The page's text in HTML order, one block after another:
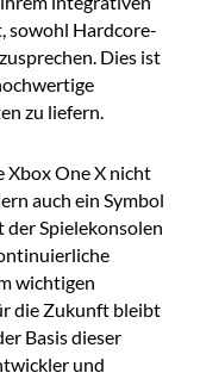
sowohl Hardcore-
Dies ist
zu liefern.
Xbox One X nicht
auch ein Symbol
Spielekonsolen
wichtigen
die Zukunft bleibt
Basis dieser
und